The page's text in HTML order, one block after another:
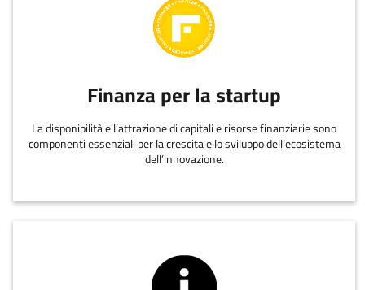
Finanza per la startup
La disponibilità e l’attrazione di capitali e risorse finanziarie sono
componenti essenziali per la crescita e lo sviluppo dell’ecosistema
dell’innovazione.